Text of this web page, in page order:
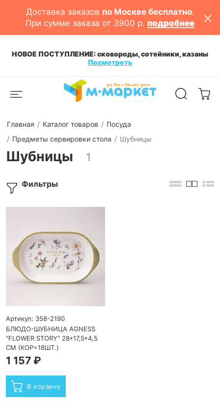
Доставка заказов по Москве бесплатно.
При сумме заказа от 3900 р. подробнее
НОВОЕ ПОСТУПЛЕНИЕ: сковороды, сотейники, казаны
Посмотреть
Главная Каталог товаров
Посуда
Предметы сервировки стола
Шубницы
Шубницы 1
Фильтры
Артикул: 358-2190
БЛЮДО-ШУБНИЦА AGNESS
"FLOWER STORY" 28*17,5*4,5
СМ (КОР=18ШТ.)
1 157 ₽
В корзину